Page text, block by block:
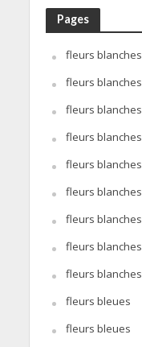
Pages
fleurs blanches
fleurs blanches
fleurs blanches
fleurs blanches
fleurs blanches
fleurs blanches
fleurs blanches
fleurs blanches
fleurs blanches
fleurs bleues
fleurs bleues